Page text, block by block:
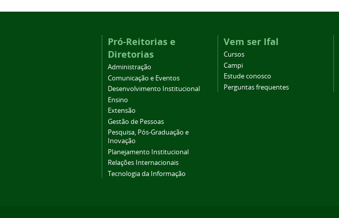
Pró-Reitorias e
Diretorias
Administração
Comunicação e Eventos
Desenvolvimento Institucional
Ensino
Extensão
Gestão de Pessoas
Pesquisa, Pós-Graduação e
Inovação
Planejamento Institucional
Relações Internacionais
Tecnologia da Informação
Vem ser Ifal
Cursos
Campi
Estude conosco
Perguntas frequentes